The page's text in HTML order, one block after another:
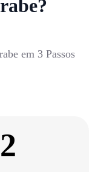
em 3 Passos